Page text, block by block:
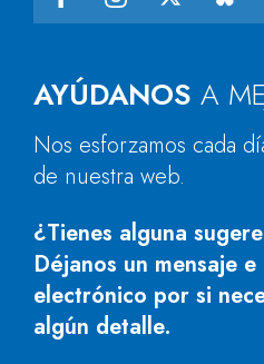
AYÚDANOS A
Nos esforzamos cada
de nuestra web.
¿Tienes alguna
Déjanos un mensaje
electrónico por si
algún detalle.